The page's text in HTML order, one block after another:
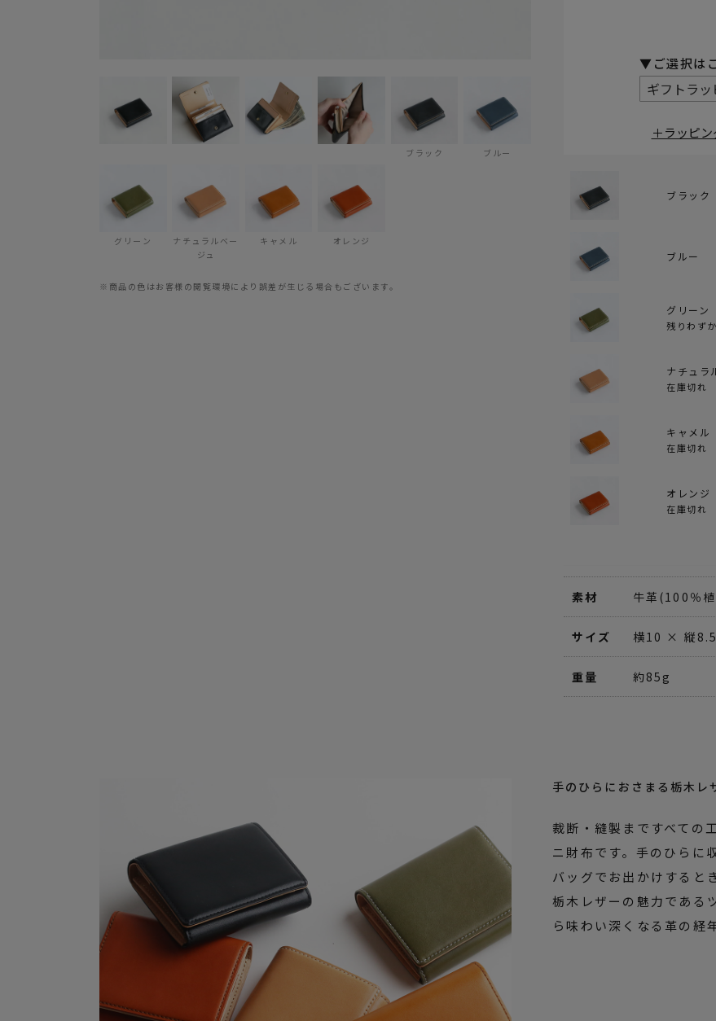
ブラック ブルー
グリーン
ナチュラルベー
ジュ
キャメル オレンジ
※商品の色はお客様の閲覧環境により誤差が生じる場合もございます。
＋ラッピ
ブラック
ブルー
グリーン
残りわずか
ナチュラ
在庫切れ
キャメル
在庫切れ
オレンジ
在庫切れ
素材 牛革(100％
サイズ 横10 × 縦
重量 約85g
手のひらにおさまる栃木レ
裁断・縫製まですべての
ニ財布です。手のひらに
バッグでお出かけすると
栃木レザーの魅力である
ら味わい深くなる革の経